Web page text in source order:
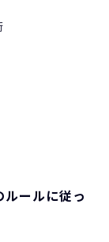
ールに従っ